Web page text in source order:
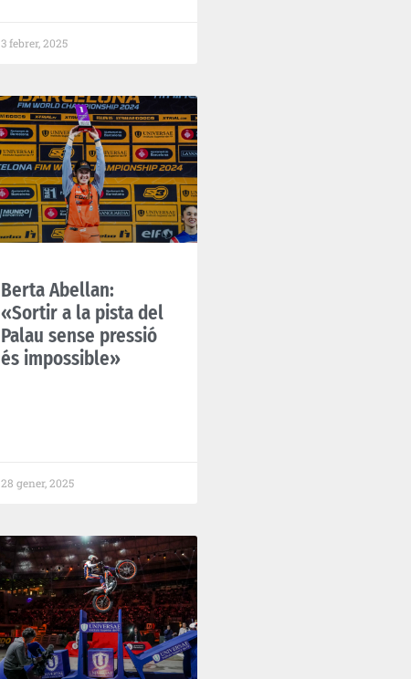
3 febrer, 2025
Berta Abellan:
«Sortir a la pista del
Palau sense pressió
és impossible»
28 gener, 2025